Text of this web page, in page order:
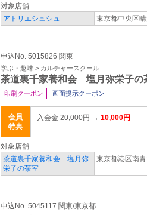
対象店舗
アトリエシュシュ
東京都中央区
申込No. 5015826 関東
学ぶ・趣味 > カルチャースクール
茶道裏千家養和会 塩月弥栄子の
印刷クーポン 画面提示クーポン
会員
特典
入会金 20,000円 → 10,000円
対象店舗
茶道裏千家養和会 塩月弥
栄子の茶室
東京都港区南
申込No. 5045117 関東/東京都